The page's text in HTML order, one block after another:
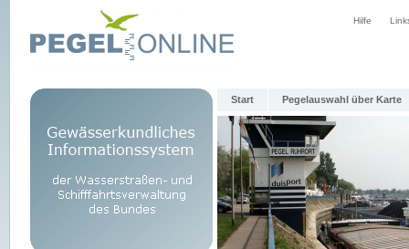
Hilfe
Start Pegelauswahl über Karte